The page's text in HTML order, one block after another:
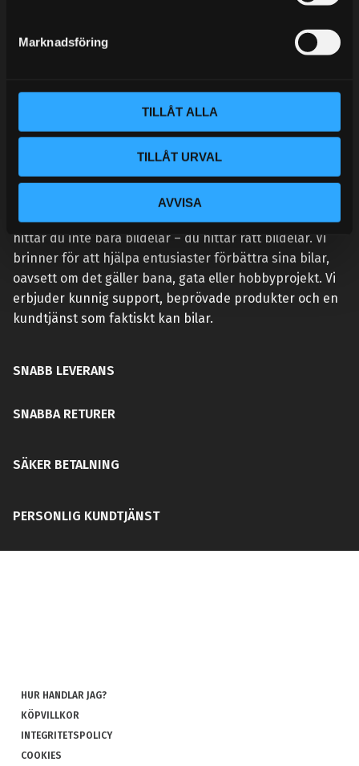
Marknadsföring
TILLÅT ALLA
TILLÅT URVAL
AVVISA
Vi lever och andas prestanda. Hos Street Performance
hittar du inte bara bildelar – du hittar rätt bildelar. Vi
brinner för att hjälpa entusiaster förbättra sina bilar,
oavsett om det gäller bana, gata eller hobbyprojekt. Vi
erbjuder kunnig support, beprövade produkter och en
kundtjänst som faktiskt kan bilar.
SNABB LEVERANS
SNABBA RETURER
SÄKER BETALNING
PERSONLIG KUNDTJÄNST
HUR HANDLAR JAG?
KÖPVILLKOR
INTEGRITETSPOLICY
COOKIES